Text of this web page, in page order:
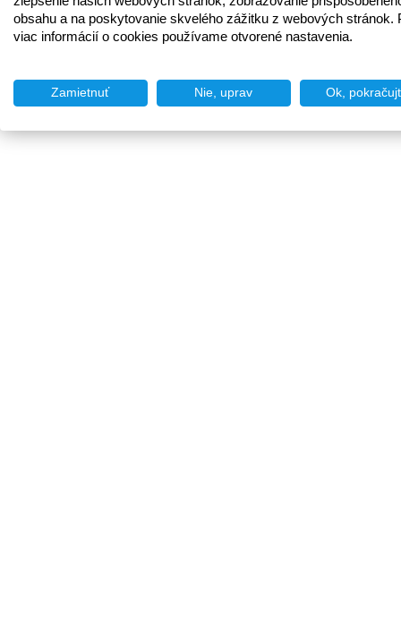
obsahu a na poskytovanie skvelého zážitku z webových stránok.
viac informácií o cookies používame otvorené nastavenia.
Zamietnuť Nie, uprav Ok,